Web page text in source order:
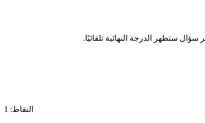
ستظهر الدرجة النهائية تلقائيًا.
النقاط: 1